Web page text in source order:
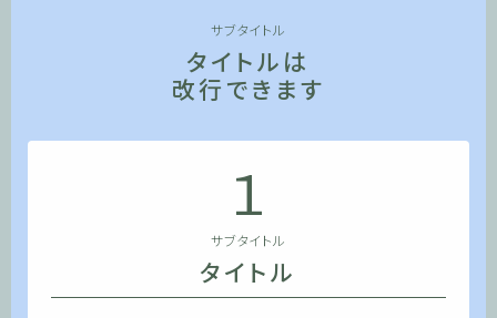
サブタイトル
タイトルは
改行できます
1
サブタイトル
タイトル